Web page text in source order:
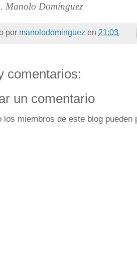
Manolo Domínguez
por manolodominguez en 21:03
comentarios:
un comentario
los miembros de este blog pueden